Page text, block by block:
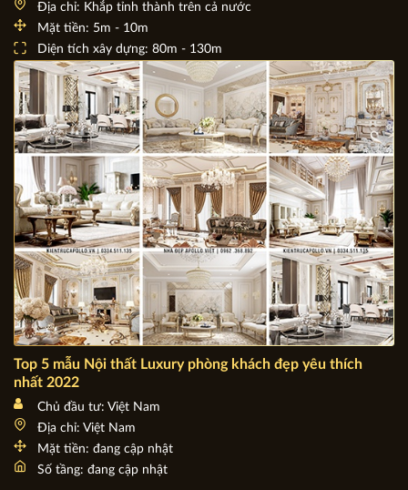
10+ Mẫu nhà mái Thái 3 tầng kiểu Pháp sang trọng
Chủ đầu tư: Các mẫu biệt thự mái thái đẹp
Địa chỉ: Khắp tỉnh thành trên cả nước
Mặt tiền: 5m - 10m
Diện tích xây dựng: 80m - 130m
Top 5 mẫu Nội thất Luxury phòng khách đẹp yêu thích
nhất 2022